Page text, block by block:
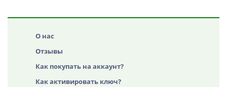
О нас
Отзывы
Как покупать на аккаунт?
Как активировать ключ?